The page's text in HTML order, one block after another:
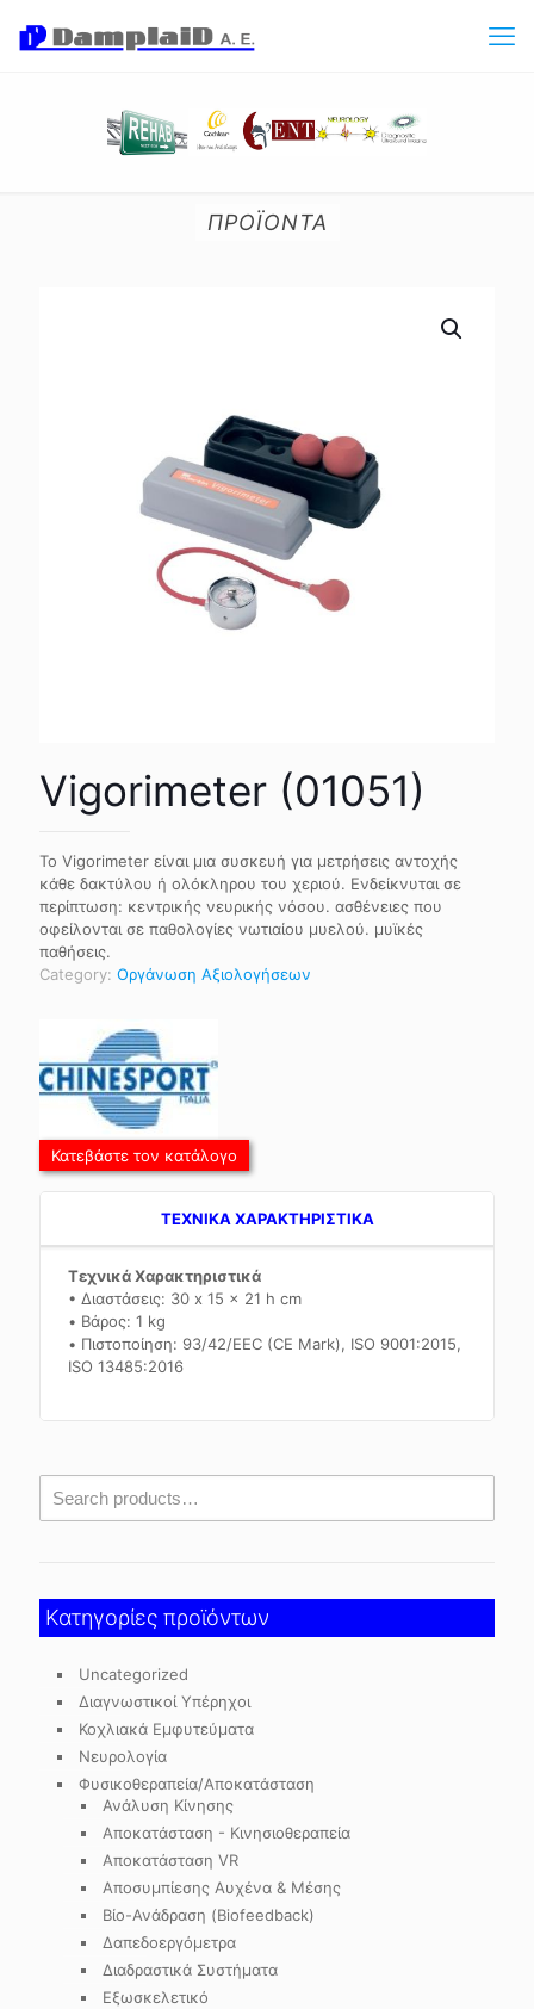
ΠΡΟΪΟΝΤΑ
Vigorimeter (01051)
Το Vigorimeter είναι μια συσκευή για μετρήσεις αντοχής
κάθε δακτύλου ή ολόκληρου του χεριού. Ενδείκνυται σε
περίπτωση: κεντρικής νευρικής νόσου. ασθένειες που
οφείλονται σε παθολογίες νωτιαίου μυελού. μυϊκές
παθήσεις.
Category: Οργάνωση Αξιολογήσεων
Κατεβάστε τον κατάλογο
TEXNIKA ΧΑΡΑΚΤΗΡΙΣΤΙΚΑ
Τεχνικά Χαρακτηριστικά
• Διαστάσεις: 30 x 15 x 21 h cm
• Βάρος: 1 kg
• Πιστοποίηση: 93/42/EEC (CE Mark), ISO 9001:2015,
ISO 13485:2016
Κατηγορίες προϊόντων
Uncategorized
Διαγνωστικοί Υπέρηχοι
Κοχλιακά Εμφυτεύματα
Νευρολογία
Φυσικοθεραπεία/Αποκατάσταση
Ανάλυση Κίνησης
Αποκατάσταση - Κινησιοθεραπεία
Αποκατάσταση VR
Αποσυμπίεσης Αυχένα & Μέσης
Βίο-Ανάδραση (Biofeedback)
Δαπεδοεργόμετρα
Διαδραστικά Συστήματα
Εξωσκελετικό